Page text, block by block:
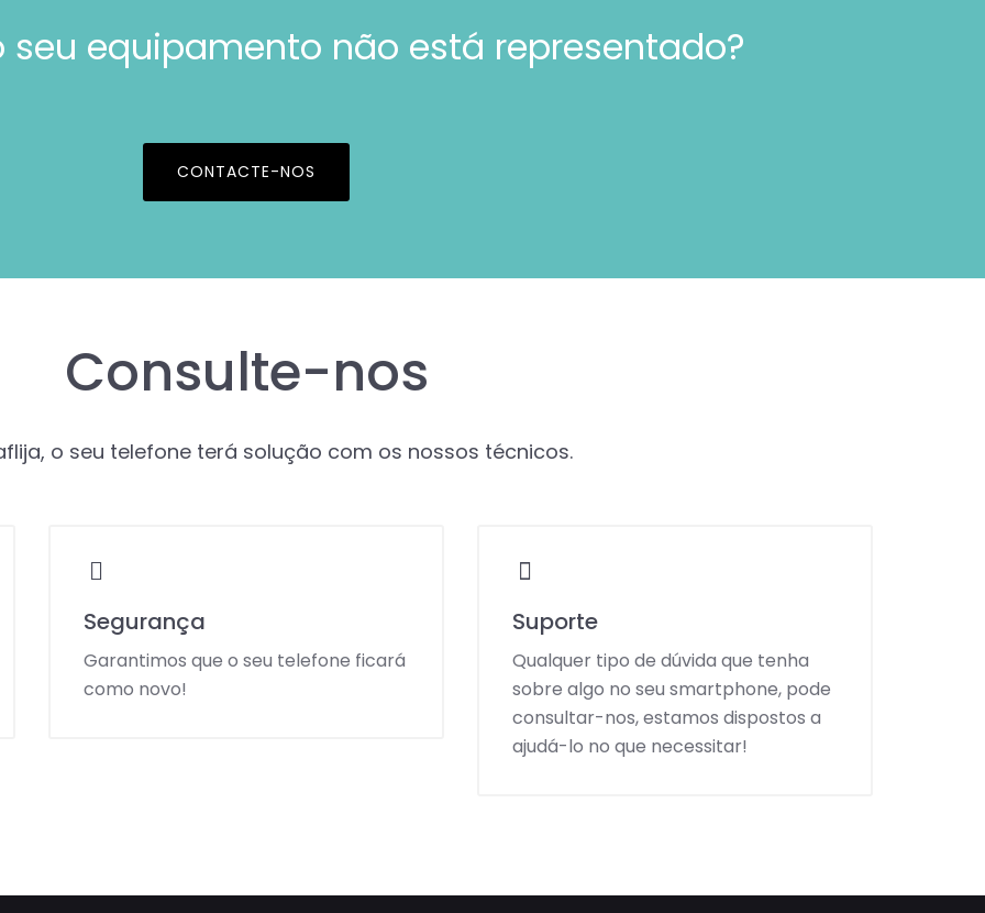
seu equipamento não está representado?
CONTACTE-NOS
Consulte-nos
o seu telefone terá solução com os nossos técnicos.
Segurança
Garantimos que o seu telefone ficará
como novo!
Suporte
Qualquer tipo de dúvida que tenha
sobre algo no seu smartphone, pode
consultar-nos, estamos dispostos a
ajudá-lo no que necessitar!